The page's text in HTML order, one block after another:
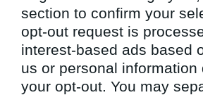
section to confirm your
opt-out request is
interest-based ads based
us or personal
your opt-out. You may
- Ej medlem längre
9234
Nummer